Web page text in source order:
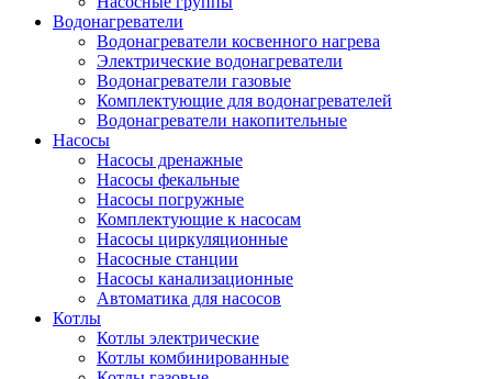
Водонагреватели
Водонагреватели косвенного нагрева
Электрические водонагреватели
Водонагреватели газовые
Комплектующие для водонагревателей
Водонагреватели накопительные
Насосы
Насосы дренажные
Насосы фекальные
Насосы погружные
Комплектующие к насосам
Насосы циркуляционные
Насосные станции
Насосы канализационные
Автоматика для насосов
Котлы
Котлы электрические
Котлы комбинированные